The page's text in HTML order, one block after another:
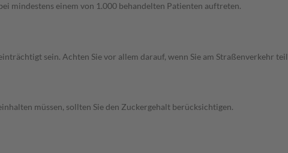
mindestens einem von 1.000 behandelten Patienten auftreten.
sein. Achten Sie vor allem darauf, wenn Sie am Straßenverkehr
müssen, sollten Sie den Zuckergehalt berücksichtigen.